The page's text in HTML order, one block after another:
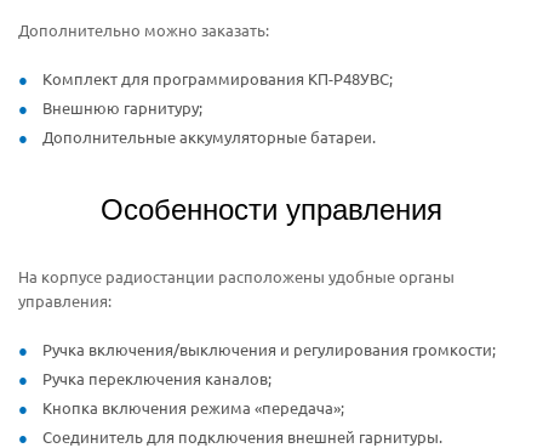
Дополнительно можно заказать:
Комплект для программирования КП-Р48УВС;
Внешнюю гарнитуру;
Дополнительные аккумуляторные батареи.
Особенности управления
На корпусе радиостанции расположены удобные органы
управления:
Ручка включения/выключения и регулирования громкости;
Ручка переключения каналов;
Кнопка включения режима «передача»;
Соединитель для подключения внешней гарнитуры.